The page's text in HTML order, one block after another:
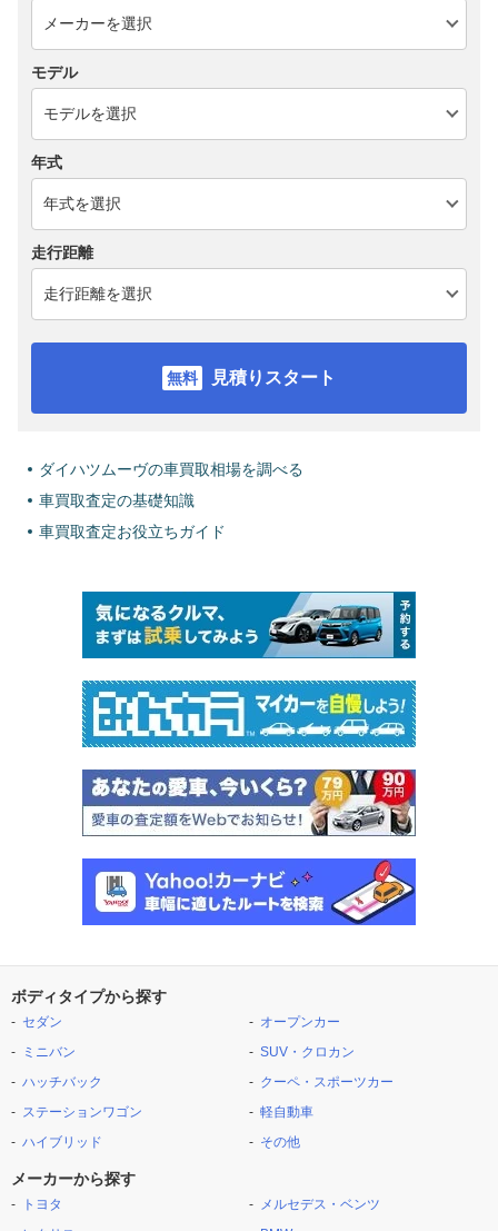
モデル
年式
走行距離
見積りスタート
ダイハツムーヴの車買取相場を調べる
車買取査定の基礎知識
車買取査定お役立ちガイド
ボディタイプから探す
セダン
ミニバン
ハッチバック
ステーションワゴン
ハイブリッド
オープンカー
SUV・クロカン
クーペ・スポーツカー
軽自動車
その他
メーカーから探す
トヨタ
メルセデス・ベンツ